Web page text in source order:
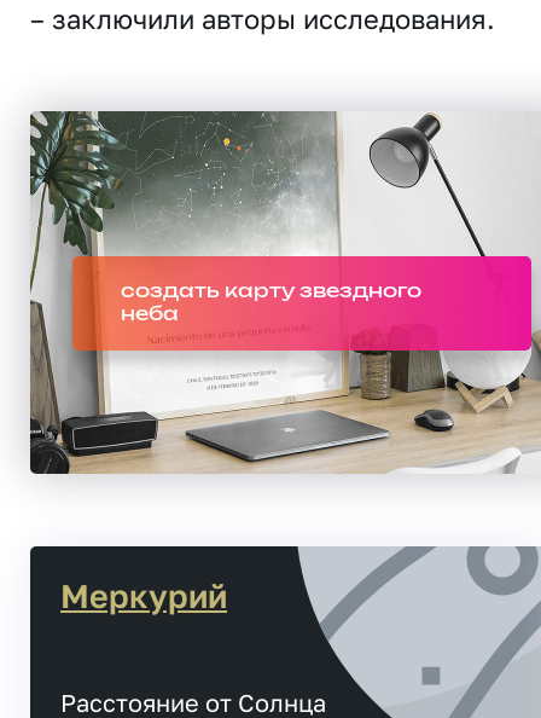
– заключили авторы исследования.
создать карту звездного
неба
Меркурий
Расстояние от Солнца